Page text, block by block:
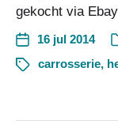
gekocht via
16 jul 2014
carrosserie,